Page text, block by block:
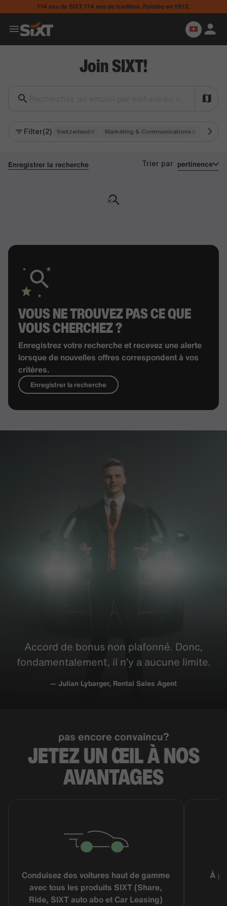
114 ans de SIXT. 114 ans de tradition. Fondée en 1912.
Join SIXT!
Filter(2) Switzerland× Marketing & Communications ×
Enregistrer la recherche Trier par pertinence
VOUS NE TROUVEZ PAS CE QUE
VOUS CHERCHEZ ?
Enregistrez votre recherche et recevez une alerte
lorsque de nouvelles offres correspondent à vos
critères.
Enregistrer la recherche
Accord de bonus non plafonné. Donc,
fondamentalement, il n’y a aucune limite.
— Julian Lybarger, Rental Sales Agent
pas encore convaincu?
JETEZ UN ŒIL À NOS
AVANTAGES
Conduisez des voitures haut de gamme
avec tous les produits SIXT (Share,
Ride, SIXT auto abo et Car Leasing)
À